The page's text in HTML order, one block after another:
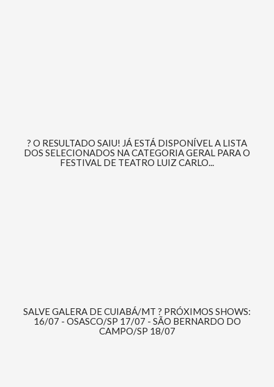
? O RESULTADO SAIU! JÁ ESTÁ DISPONÍVEL A LISTA
DOS SELECIONADOS NA CATEGORIA GERAL PARA O
FESTIVAL DE TEATRO LUIZ CARLO...
SALVE GALERA DE CUIABÁ/MT ? PRÓXIMOS SHOWS:
16/07 - OSASCO/SP 17/07 - SÃO BERNARDO DO
CAMPO/SP 18/07